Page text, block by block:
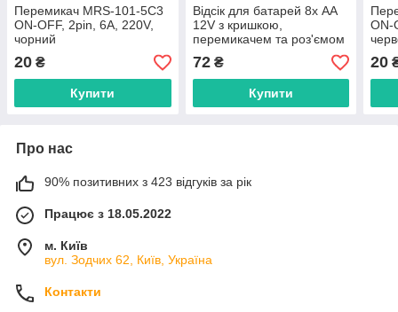
Перемикач MRS-101-5С3
ON-OFF, 2pin, 6A, 220V,
чорний
20 ₴
Купити
Відсік для батарей 8х АА
12V з кришкою,
перемикачем та роз'ємом
72₴
Купити
ON-
20
Про нас
90% позитивних з 423 відгуків за рік
Працює з 18.05.2022
м. Київ
вул. Зодчих 62, Київ, Україна
Контакти